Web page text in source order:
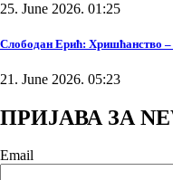
25. June 2026. 01:25
Слободан Ерић: Хришћанство –
21. June 2026. 05:23
ПРИЈАВА ЗА
Email